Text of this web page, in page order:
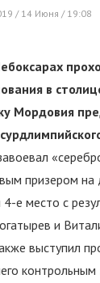
/ 14 Июня / 19:08
в
Мордовия
призером на
е место с
и
выступил